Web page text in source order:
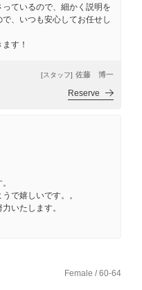
ているので、細かく説明を
、いつも安心してお任せし
す！
[スタッフ] 佐藤 博一
Reserve
で嬉しいです。。
いたします。
Female / 60-64